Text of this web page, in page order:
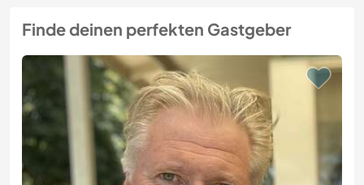
Finde deinen perfekten Gastgeber